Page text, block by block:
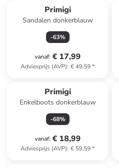
Primigi
Sandalen donkerblauw
-63%
vanaf: € 17,99
Adviesprijs (AVP): € 49,59*
Primigi
Enkelboots donkerblauw
-68%
vanaf: € 18,99
Adviesprijs (AVP): € 59,59*